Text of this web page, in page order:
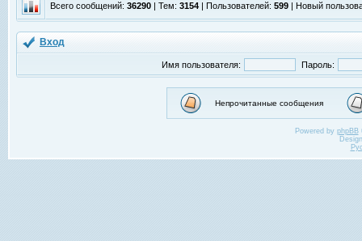
Всего сообщений: 36290 | Тем: 3154 | Пользователей: 599 | Новый
Вход
Имя пользователя: Пароль:
Непрочитанные сообщения
Powered by phpBB